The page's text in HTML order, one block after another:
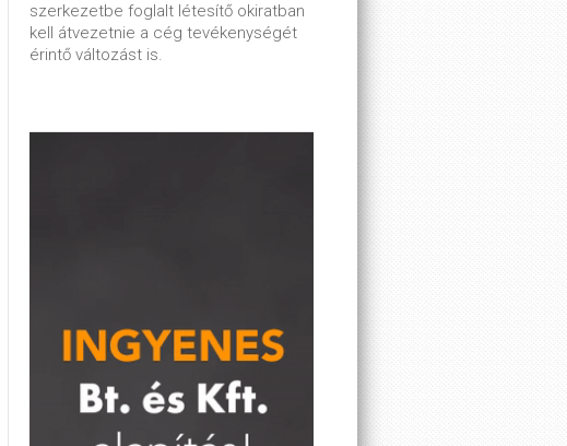
szerkezetbe foglalt létesítő okiratban
kell átvezetnie a cég tevékenységét
érintő változást is.